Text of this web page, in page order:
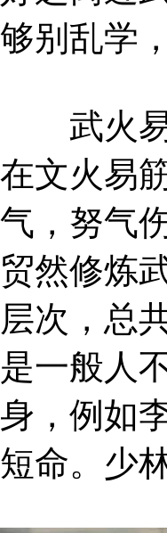
够别乱学
武火易
在文火易
气，努气
贸然修炼
层次，总
是一般人
身，例如
短命。少